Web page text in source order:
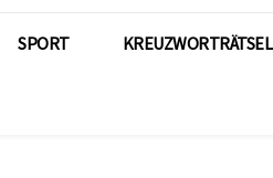
SPORT KREUZWORTRÄTSEL